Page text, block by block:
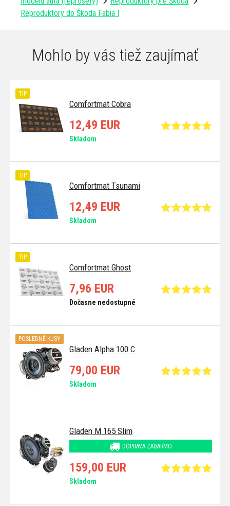
Reproduktory do Škoda Fabia I
Mohlo by vás tiež zaujímať
Comfortmat Cobra
TIP
12,49 EUR
Skladom
Comfortmat Tsunami
TIP
12,49 EUR
Skladom
Comfortmat Ghost
TIP
7,96 EUR
Dočasne nedostupné
Gladen Alpha 100 C
POSLEDNÉ KUSY
79,00 EUR
Skladom
Gladen M 165 Slim
DOPRAVA ZADARMO
159,00 EUR
Skladom